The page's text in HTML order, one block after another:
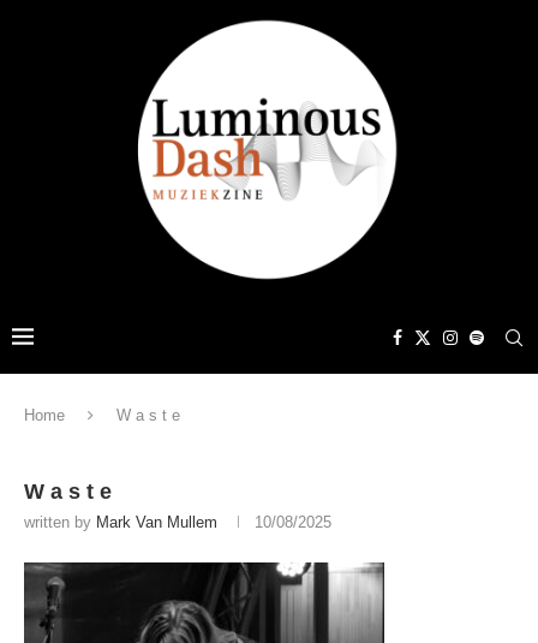
Home W a s t e
W a s t e
written by Mark Van Mullem 10/08/2025